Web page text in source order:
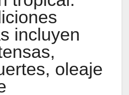
incluyen
oleaje